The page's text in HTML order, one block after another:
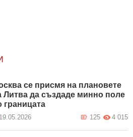
се присмя на плановете
Литва да създаде минно поле
границата
19.05.2026 4 015
125